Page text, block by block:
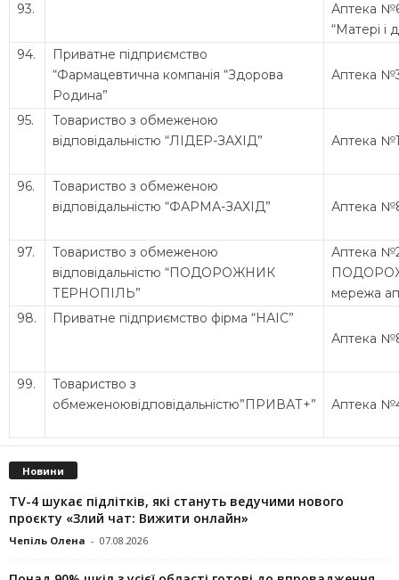
93.
Аптека
“Матері і
94.
Приватне підприємство
“Фармацевтична компанія “Здорова
Родина”
Аптека
95.
Товариство з обмеженою
відповідальністю “ЛІДЕР-ЗАХІД”
Аптека
96.
Товариство з обмеженою
відповідальністю “ФАРМА-ЗАХІД”
Аптека
97.
Товариство з обмеженою
відповідальністю “ПОДОРОЖНИК
ТЕРНОПІЛЬ”
Аптека
мережа
98.
Приватне підприємство фірма “НАІС”
Аптека
99.
Товариство з
обмеженоювідповідальністю”ПРИВАТ+”
Аптека
Новини
TV-4 шукає підлітків, які стануть ведучими нового
проєкту «Злий чат: Вижити онлайн»
Чепіль Олена - 07.08.2026